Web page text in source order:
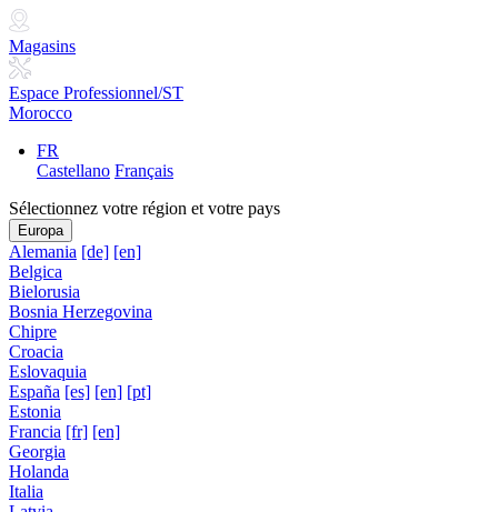
Magasins
Espace Professionnel/ST
Morocco
FR
Castellano Français
Sélectionnez votre région et votre pays
Europa
Alemania [de] [en]
Belgica
Bielorusia
Bosnia Herzegovina
Chipre
Croacia
Eslovaquia
España [es] [en] [pt]
Estonia
Francia [fr] [en]
Georgia
Holanda
Italia